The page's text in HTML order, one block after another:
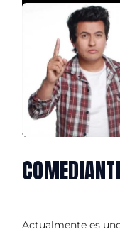
Actualmente es